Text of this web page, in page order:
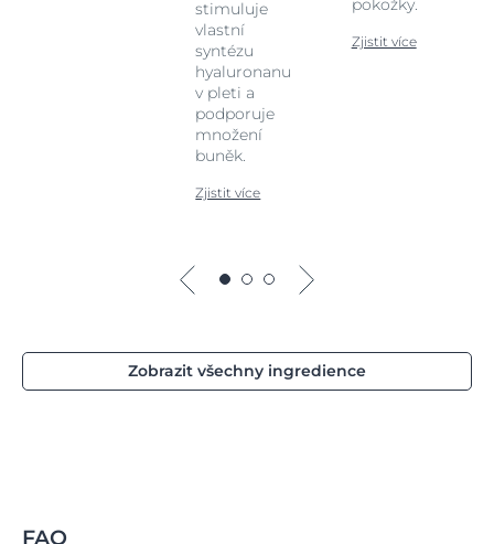
stimuluje
vlastní
syntézu
hyaluronanu
v pleti a
podporuje
množení
buněk.
Zjistit více
pokožky.
Zjistit více
Zobrazit všechny ingredience
FAQ